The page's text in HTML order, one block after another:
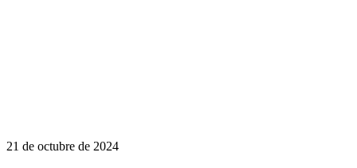
21 de octubre de 2024